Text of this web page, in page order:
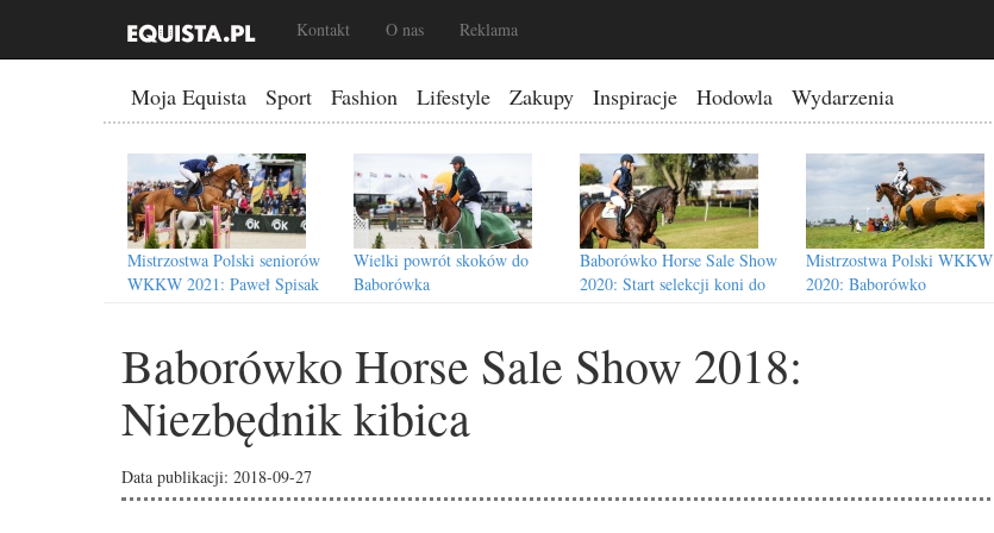
Kontakt O nas Reklama
Moja Equista Sport Fashion Lifestyle Zakupy Inspiracje Hodowla Wydarzenia
Mistrzostwa Polski seniorów
WKKW 2021: Paweł Spisak
Wielki powrót skoków do
Baborówka
Baborówko Horse Sale Show
2020: Start selekcji koni do
Mistrzostwa Polski WKKW
2020: Baborówko
Baborówko Horse Sale Show
próbie terenowej CIC3*!
Baborówko Horse Sale Show
Baborówko Horse Sale Show 2018:
Niezbędnik kibica
Data publikacji: 2018-09-27